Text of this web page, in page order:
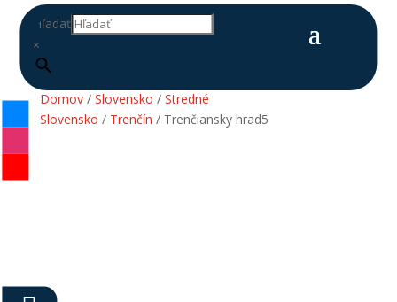
Hľadať
×
Domov/ Slovensko / Stredné
Slovensko / Trenčín / Trenčiansky hrad5